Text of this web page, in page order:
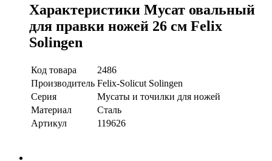
Характеристики Мусат овальный
для правки ножей 26 см Felix
Solingen
Код товара
2486
Производитель Felix-Solicut Solingen
Серия
Мусаты и точилки для ножей
Материал
Сталь
Артикул
119626